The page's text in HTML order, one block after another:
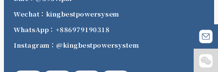
Wechat：kingbestpowersysem
WhatsApp：+886979190318
Instagram：@kingbestpowersystem